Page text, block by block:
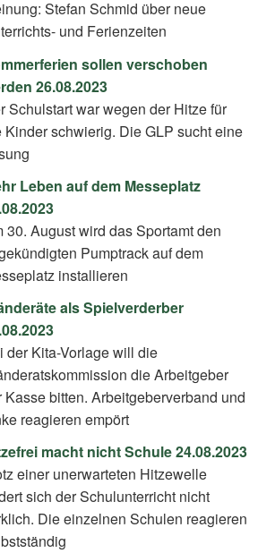
Stefan Schmid über neue
und Ferienzeiten
sollen verschoben
26.08.2023
Schulstart war wegen der Hitze für
Kinder schwierig. Die GLP sucht eine
Leben auf dem Messeplatz
30. August wird das Sportamt den
Pumptrack auf dem
installieren
als Spielverderber
der Kita-Vorlage will die
die Arbeitgeber
Kasse bitten. Arbeitgeberverband und
reagieren empört
macht nicht Schule 24.08.2023
einer unerwarteten Hitzewelle
sich der Schulunterricht nicht
Die einzelnen Schulen reagieren